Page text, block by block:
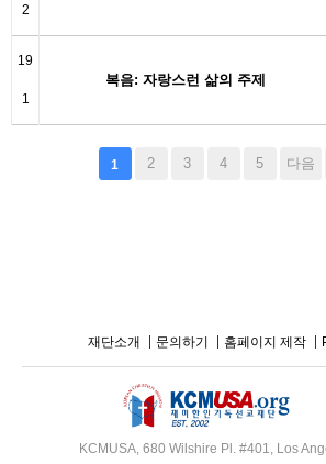
2
19
1
복음: 자랑스런 삶의 주제
1 2 3 4 5 다음
재단소개 문의하기 홈페이지 제작
KCMUSA, 680 Wilshire Pl. #401, Los